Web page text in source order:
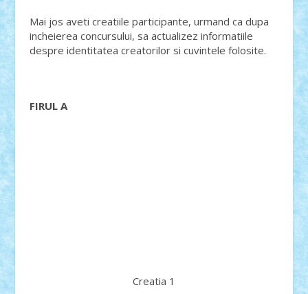
Mai jos aveti creatiile participante, urmand ca dupa
incheierea concursului, sa actualizez informatiile
despre identitatea creatorilor si cuvintele folosite.
FIRUL A
Creatia 1